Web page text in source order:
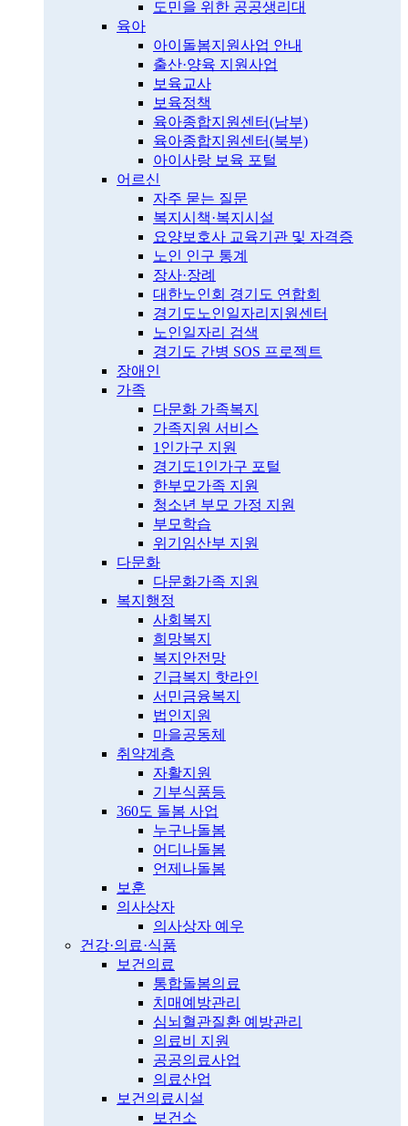
도민을 위한 공공생리대
육아
아이돌봄지원사업 안내
출산·양육 지원사업
보육교사
보육정책
육아종합지원센터(남부)
육아종합지원센터(북부)
아이사랑 보육 포털
어르신
자주 묻는 질문
복지시책·복지시설
요양보호사 교육기관 및 자격증
노인 인구 통계
장사·장례
대한노인회 경기도 연합회
경기도노인일자리지원센터
노인일자리 검색
경기도 간병 SOS 프로젝트
장애인
가족
다문화 가족복지
가족지원 서비스
1인가구 지원
경기도1인가구 포털
한부모가족 지원
청소년 부모 가정 지원
부모학습
위기임산부 지원
다문화
다문화가족 지원
복지행정
사회복지
희망복지
복지안전망
긴급복지 핫라인
서민금융복지
법인지원
마을공동체
취약계층
자활지원
기부식품등
360도 돌봄 사업
누구나돌봄
어디나돌봄
언제나돌봄
보훈
의사상자
의사상자 예우
건강·의료·식품
보건의료
통합돌봄의료
치매예방관리
심뇌혈관질환 예방관리
의료비 지원
공공의료사업
의료산업
보건의료시설
보건소